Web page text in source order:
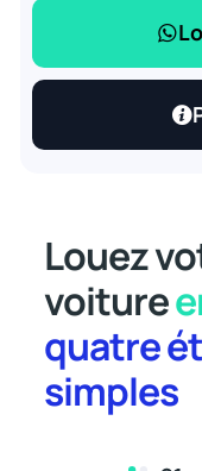
Louez
voiture
quatre
simples